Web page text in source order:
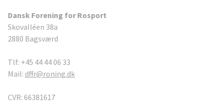
Dansk Forening for Rosport
Skovalléen 38a
2880 Bagsværd
Tlf: +45 44 44 06 33
Mail: dffr@roning.dk
CVR: 66381617